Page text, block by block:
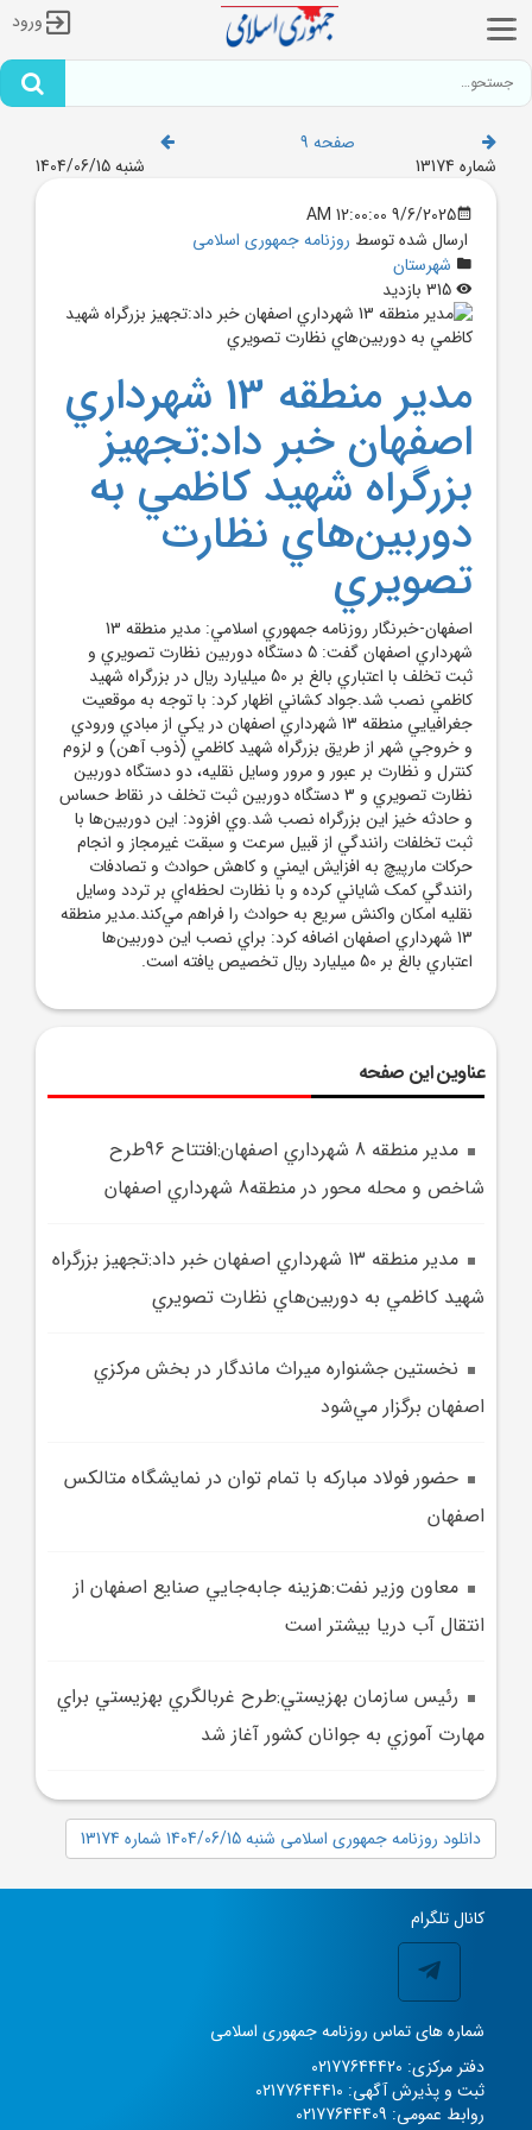
ورود
صفحه 9
شماره 13174
شنبه 1404/06/15
9/6/2025 12:00:00 AM
ارسال شده توسط روزنامه جمهوری اسلامی
شهرستان
مدير منطقه 13 شهرداري
اصفهان خبر داد:تجهيز
بزرگراه شهيد کاظمي به
دوربين‌هاي نظارت
تصويري
اصفهان-خبرنگار روزنامه جمهوري اسلامي: مدير منطقه 13
شهرداري اصفهان گفت: 5 دستگاه دوربين نظارت تصويري و
ثبت تخلف با اعتباري بالغ بر 50 ميليارد ريال در بزرگراه شهيد
کاظمي نصب شد.جواد کشاني اظهار کرد: با توجه به موقعيت
جغرافيايي منطقه 13 شهرداري اصفهان در يکي از مبادي ورودي
و خروجي شهر از طريق بزرگراه شهيد کاظمي (ذوب آهن) و لزوم
کنترل و نظارت بر عبور و مرور وسايل نقليه، دو دستگاه دوربين
نظارت تصويري و 3 دستگاه دوربين ثبت تخلف در نقاط حساس
و حادثه خيز اين بزرگراه نصب شد.وي افزود: اين دوربين‌ها با
ثبت تخلفات رانندگي از قبيل سرعت و سبقت غيرمجاز و انجام
حرکات مارپيچ به افزايش ايمني و کاهش حوادث و تصادفات
رانندگي کمک شاياني کرده و با نظارت لحظه‌اي بر تردد وسايل
نقليه امکان واکنش سريع به حوادث را فراهم مي‌کند.مدير منطقه
13 شهرداري اصفهان اضافه کرد: براي نصب اين دوربين‌ها
اعتباري بالغ بر 50 ميليارد ريال تخصيص يافته است.
عناوین این صفحه
مدير منطقه 8 شهرداري اصفهان:افتتاح 96طرح
شاخص و محله محور در منطقه8 شهرداري اصفهان
مدير منطقه 13 شهرداري اصفهان خبر داد:تجهيز بزرگراه
شهيد کاظمي به دوربين‌هاي نظارت تصويري
نخستين جشنواره ميراث ماندگار در بخش مرکزي
اصفهان برگزار مي‌شود
حضور فولاد مبارکه با تمام توان در نمايشگاه متالکس
اصفهان
معاون وزير نفت:هزينه جابه‌جايي صنايع اصفهان از
انتقال آب دريا بيشتر است
رئيس سازمان بهزيستي:طرح غربالگري بهزيستي براي
مهارت آموزي به جوانان کشور آغاز شد
دانلود روزنامه جمهوری اسلامی شنبه 1404/06/15 شماره 13174
کانال تلگرام
شماره های تماس روزنامه جمهوری اسلامی
دفتر مرکزی: 02177644420
ثبت و پذیرش آگهی: 02177644410
روابط عمومی: 02177644409